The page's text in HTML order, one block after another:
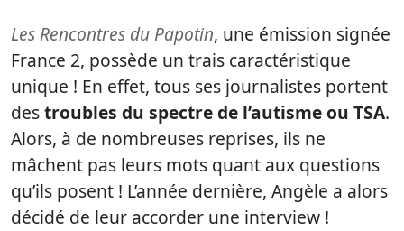
Les Rencontres du Papotin, une émission signée
France 2, possède un trais caractéristique
unique ! En effet, tous ses journalistes portent
destroubles du spectre de l’autisme ou TSA.
Alors, à de nombreuses reprises, ils ne
mâchent pas leurs mots quant aux questions
qu’ils posent ! L’année dernière, Angèle a alors
décidé de leur accorder une interview !